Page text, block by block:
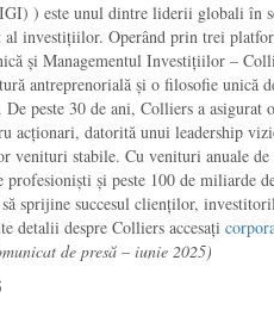
) este unul dintre liderii globali în
al investițiilor. Operând prin trei
și Managementul Investițiilor –
antreprenorială și o filosofie unică
De peste 30 de ani, Colliers a asigurat
acționari, datorită unui leadership
venituri stabile. Cu venituri anuale
profesioniști și peste 100 de miliarde
sprijine succesul clienților,
detalii despre Colliers accesați
de presă – iunie 2025)